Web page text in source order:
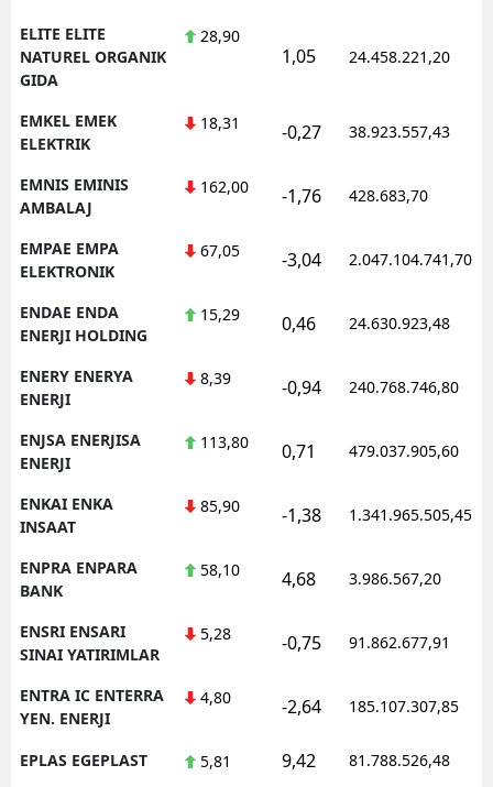
ELITE ELITE
NATUREL ORGANIK
GIDA
28,90
1,05 24.458.221,20
EMKEL EMEK
ELEKTRIK
18,31 -0,27 38.923.557,43
EMNIS EMINIS
AMBALAJ
162,00 -1,76 428.683,70
EMPAE EMPA
ELEKTRONIK
67,05 -3,04 2.047.104.741,70
ENDAE ENDA
ENERJI HOLDING
15,29 0,46 24.630.923,48
ENERY ENERYA
ENERJI
8,39 -0,94 240.768.746,80
ENJSA ENERJISA
ENERJI
113,80 0,71 479.037.905,60
ENKAI ENKA
INSAAT
85,90 -1,38 1.341.965.505,45
ENPRA ENPARA
BANK
58,10 4,68 3.986.567,20
ENSRI ENSARI
SINAI YATIRIMLAR
5,28 -0,75 91.862.677,91
ENTRA IC ENTERRA
YEN. ENERJI
4,80 -2,64 185.107.307,85
EPLAS EGEPLAST 5,81 9,42 81.788.526,48